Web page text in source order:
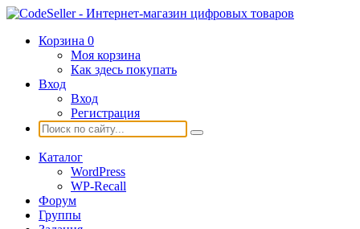
Корзина 0
Моя корзина
Как здесь покупать
Вход
Вход
Регистрация
Каталог
WordPress
WP-Recall
Форум
Группы